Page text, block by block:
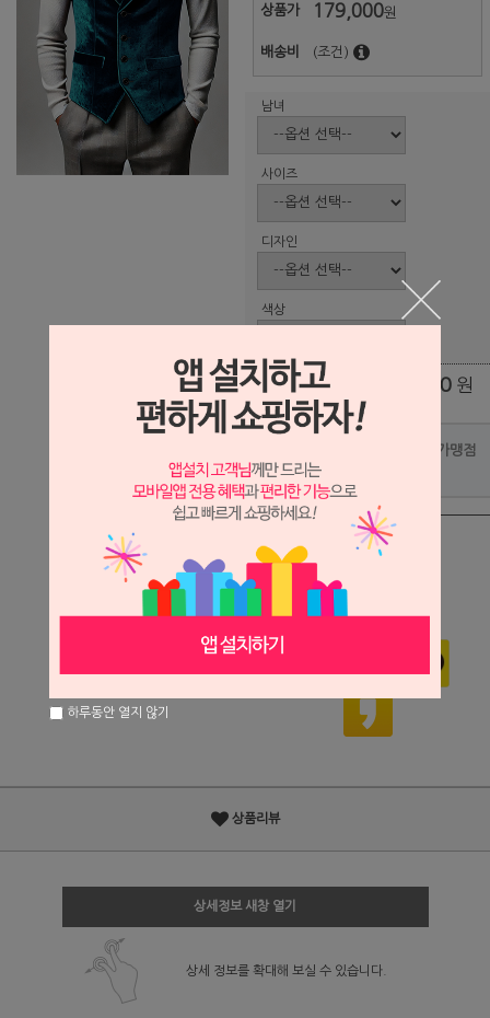
상품가 179,000원
배송비 (조건)
남녀
사이즈
디자인
색상
총 상품 금액 0 원
포인트사용 가맹점
관심상품 장바구니
구매하기
상품리뷰
상세정보 새창 열기
상세 정보를 확대해 보실 수 있습니다.
하루동안 열지 않기